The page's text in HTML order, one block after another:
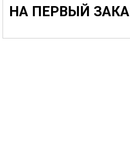
НА ПЕРВЫЙ